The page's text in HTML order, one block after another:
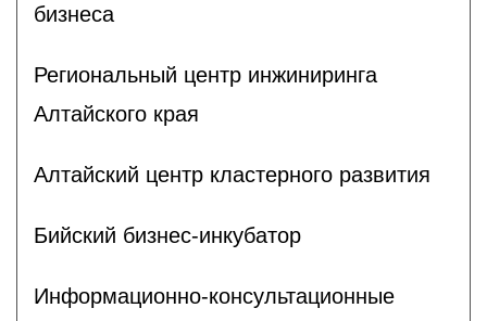
бизнеса
Региональный центр инжиниринга
Алтайского края
Алтайский центр кластерного развития
Бийский бизнес-инкубатор
Информационно-консультационные